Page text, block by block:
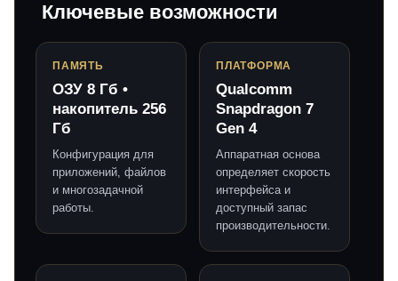
Ключевые возможности
ПАМЯТЬ
ОЗУ 8 Гб •
накопитель 256
Гб
Конфигурация для
приложений, файлов
и многозадачной
работы.
ПЛАТФОРМА
Qualcomm
Snapdragon 7
Gen 4
Аппаратная основа
определяет скорость
интерфейса и
доступный запас
производительности.